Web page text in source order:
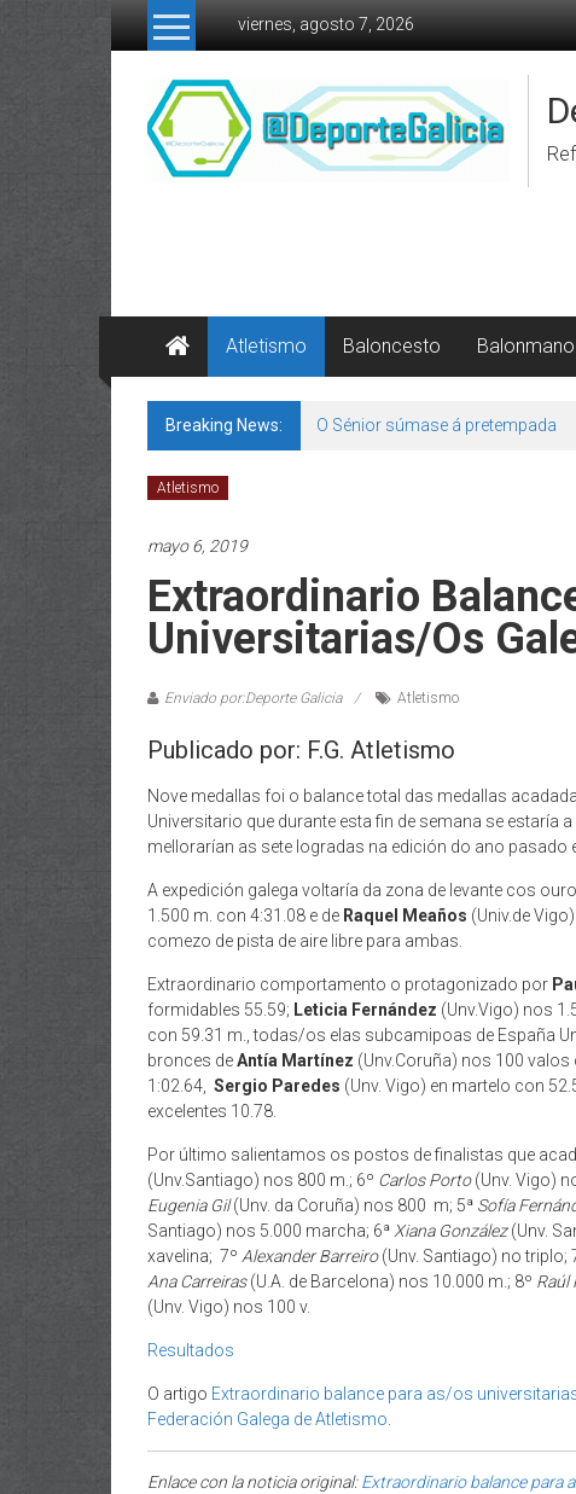
Skip to content
viernes, agosto 7, 2026
Atletismo Baloncesto Balonmano
Breaking News: O Sénior súmase á pretempada
Atletismo
mayo 6, 2019
Extraordinario
Universitarias/os
Enviado por:Deporte Galicia Atletismo
Publicado por: F.G. Atletismo
Nove medallas foi o balance total das medallas
Universitario que durante esta fin de semana se estaría
mellorarían as sete logradas na edición do ano pasado
A expedición galega voltaría da zona de levante cos
1.500 m. con 4:31.08 e de Raquel Meaños (Univ.de
comezo de pista de aire libre para ambas.
Extraordinario comportamento o protagonizado por
formidables 55.59; Leticia Fernández (Unv.Vigo) nos
con 59.31 m., todas/os elas subcamipoas de España
bronces deAntía Martínez (Unv.Coruña) nos 100 valos
1:02.64, Sergio Paredes (Unv. Vigo) en martelo con
excelentes 10.78.
Por último salientamos os postos de finalistas que
(Unv.Santiago) nos 800 m.; 6º Carlos Porto(Unv. Vigo)
Eugenia Gil(Unv. da Coruña) nos 800 m; 5ª Sofía
Santiago) nos 5.000 marcha; 6ª Xiana González(Unv.
xavelina; 7º Alexander Barreiro(Unv. Santiago) no triplo;
Ana Carreiras(U.A. de Barcelona) nos 10.000 m.; 8º Raúl
(Unv. Vigo) nos 100 v.
Resultados
O artigo Extraordinario balance para as/os
Federación Galega de Atletismo
Enlace con la noticia original:Extraordinario balance para